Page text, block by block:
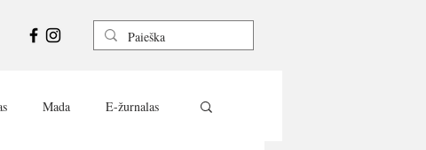
Mada E-žurnalas